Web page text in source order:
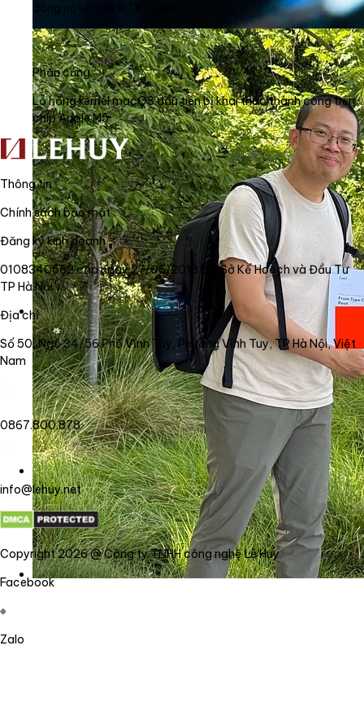
dòng notebook RTX Spark
Phần cứng
Lỗ hổng kernel macOS đầu tiên bị khai thác thành công trên
chip Apple M5
Thông tin
Chính sách bảo mật
Đăng ký kinh doanh
0108340562 cấp ngày 27/06/2018 bởi Sở Kế Hoạch và Đầu Tư
TP Hà Nội
Địa chỉ
Số 50, Ngõ 34/56 Phố Vĩnh Tuy, Phường Vĩnh Tuy, TP Hà Nội, Việt
Nam
0867.800.878
info@lehuy.net
Copyright 2026 @ Công ty TNHH công nghệ Lê Huy
Facebook
Zalo